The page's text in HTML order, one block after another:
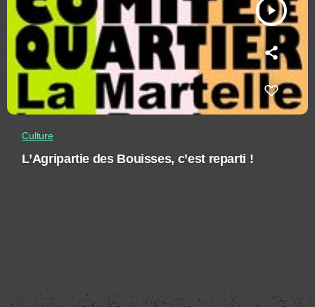
play_arrow
Culture
L’Agripartie des Bouisses, c’est reparti !